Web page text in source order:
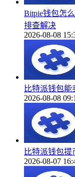
Bitpie钱包怎
排查解决
2026-08-08
比特派钱包
2026-08-08
比特派钱包
2026-08-07